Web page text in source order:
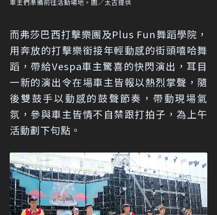
車主們準備前往活動場地。圖／太古提供
而弗莎巴西打擊樂團及Plus Fun舞蹈學院，
用奔放的打擊樂銜接年輕動感的街頭嘻哈舞
蹈，帶給Vespa車主驚喜的快閃演出，耳目
一新的演出令在場車主皆報以熱烈掌聲，隨
後雙鼓手以動感的鼓聲節奏，帶動現場氣
氛，參與車主皆情不自禁跟打拍子，為上午
活動劃下句點。